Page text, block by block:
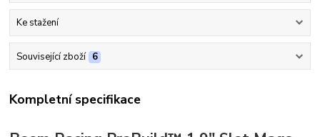
Ke stažení
Související zboží 6
Kompletní specifikace